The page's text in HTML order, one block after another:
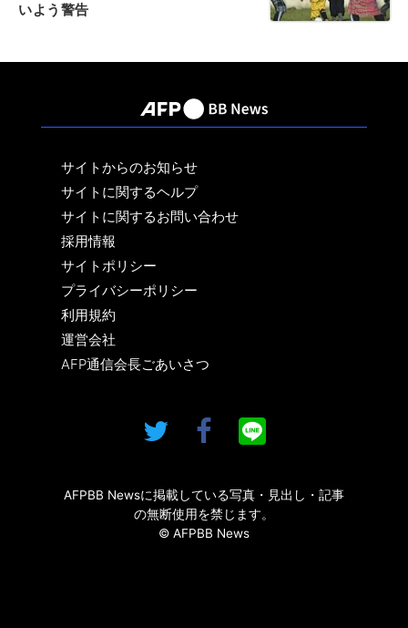
いよう警告
サイトからのお知らせ
サイトに関するヘルプ
サイトに関するお問い合わせ
採用情報
サイトポリシー
プライバシーポリシー
利用規約
運営会社
AFP通信会長ごあいさつ
AFPBB Newsに掲載している写真・見出し・記事
の無断使用を禁じます。
© AFPBB News